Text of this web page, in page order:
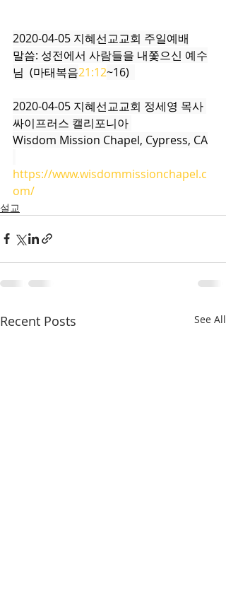
2020-04-05 지혜선교교회 주일예배
말씀: 성전에서 사람들을 내쫓으신 예수
님  (마태복음21:12~16)
2020-04-05 지혜선교교회 정세영 목사
싸이프러스 캘리포니아
Wisdom Mission Chapel, Cypress, CA
https://www.wisdommissionchapel.c
om/
설교
Recent Posts See All